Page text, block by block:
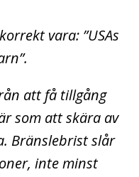
vara: ”USAs
att få tillgång
som att skära av
Bränslebrist slår
inte minst